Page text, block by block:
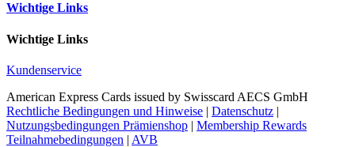
Wichtige Links
Wichtige Links
Kundenservice
American Express Cards issued by Swisscard AECS GmbH
Rechtliche Bedingungen und Hinweise | Datenschutz |
Nutzungsbedingungen Prämienshop | Membership Rewards
Teilnahmebedingungen | AVB